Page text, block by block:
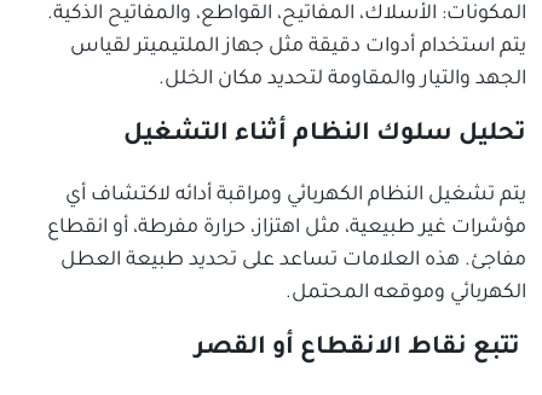
المكونات: الأسلاك، المفاتيح، القواطع، والمفاتيح الذكية.
يتم استخدام أدوات دقيقة مثل جهاز الملتيميتر لقياس
الجهد والتيار والمقاومة لتحديد مكان الخلل.
تحليل سلوك النظام أثناء التشغيل
يتم تشغيل النظام الكهربائي ومراقبة أدائه لاكتشاف أي
مؤشرات غير طبيعية، مثل اهتزاز، حرارة مفرطة، أو انقطاع
مفاجئ. هذه العلامات تساعد على تحديد طبيعة العطل
الكهربائي وموقعه المحتمل.
تتبع نقاط الانقطاع أو القصر